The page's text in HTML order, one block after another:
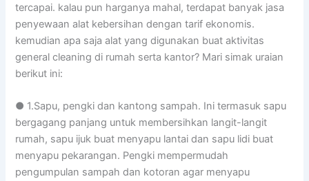
tercapai. kalau pun harganya mahal, terdapat banyak jasa
penyewaan alat kebersihan dengan tarif ekonomis.
kemudian apa saja alat yang digunakan buat aktivitas
general cleaning di rumah serta kantor? Mari simak uraian
berikut ini:
● 1.Sapu, pengki dan kantong sampah. Ini termasuk sapu
bergagang panjang untuk membersihkan langit-langit
rumah, sapu ijuk buat menyapu lantai dan sapu lidi buat
menyapu pekarangan. Pengki mempermudah
pengumpulan sampah dan kotoran agar menyapu